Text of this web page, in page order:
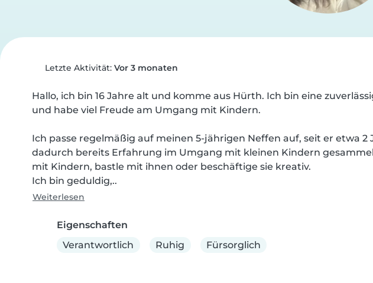
Letzte Aktivität: Vor 3 monaten
Hallo, ich bin 16 Jahre alt und komme aus Hürth. Ich bin eine
und habe viel Freude am Umgang mit Kindern.
Ich passe regelmäßig auf meinen 5-jährigen Neffen auf, seit er etwa 2
dadurch bereits Erfahrung im Umgang mit kleinen Kindern
mit Kindern, bastle mit ihnen oder beschäftige sie kreativ.
Ich bin geduldig,..
Weiterlesen
Eigenschaften
Verantwortlich
Ruhig Fürsorglich